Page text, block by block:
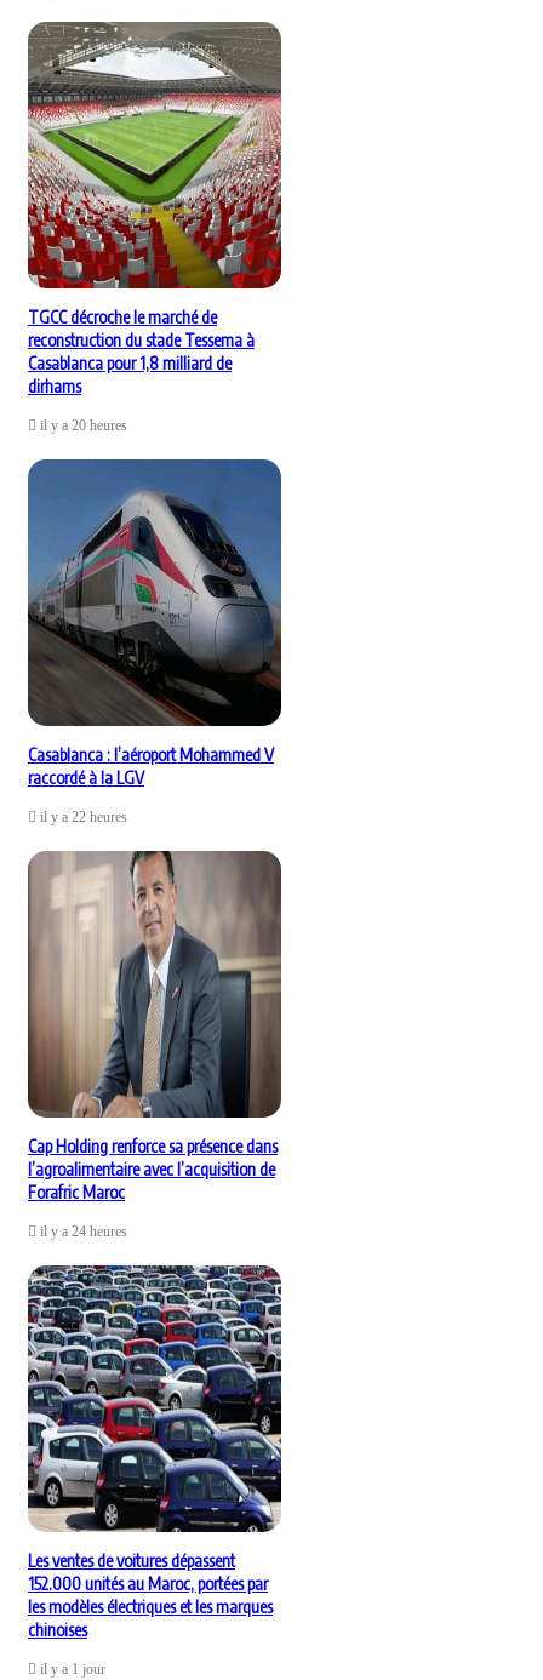
TGCC décroche le marché de
reconstruction du stade Tessema à
Casablanca pour 1,8 milliard de
dirhams
il y a 20 heures
Casablanca : l’aéroport Mohammed V
raccordé à la LGV
il y a 22 heures
Cap Holding renforce sa présence dans
l’agroalimentaire avec l’acquisition de
Forafric Maroc
il y a 24 heures
Les ventes de voitures dépassent
152.000 unités au Maroc, portées par
les modèles électriques et les marques
chinoises
il y a 1 jour